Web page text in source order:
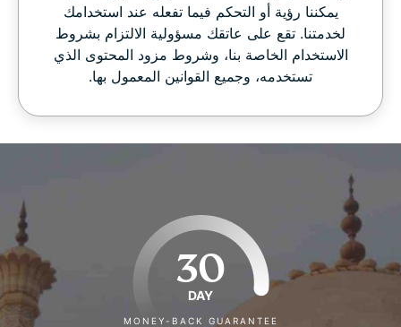
يمكننا رؤية أو التحكم فيما تفعله عند استخدامك
لخدمتنا. تقع على عاتقك مسؤولية الالتزام بشروط
الاستخدام الخاصة بنا، وشروط مزود المحتوى الذي
تستخدمه، وجميع القوانين المعمول بها.
30
DAY
MONEY-BACK GUARANTEE